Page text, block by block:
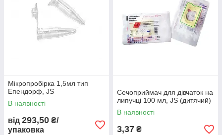
Мікропробірка 1,5мл тип
Епендорф, JS
В наявності
від 293,50 ₴/
упаковка
Сечоприймач для дівчаток на
липучці 100 мл, JS (дитячий)
В наявності
3,37 ₴